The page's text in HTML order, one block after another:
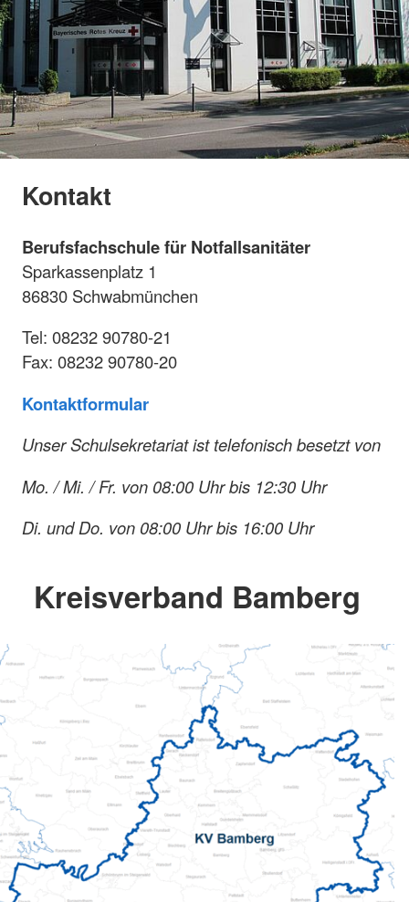
Kontakt
Berufsfachschule für Notfallsanitäter
Sparkassenplatz 1
86830 Schwabmünchen
Tel: 08232 90780-21
Fax: 08232 90780-20
Kontaktformular
Unser Schulsekretariat ist telefonisch besetzt von
Mo. / Mi. / Fr. von 08:00 Uhr bis 12:30 Uhr
Di. und Do. von 08:00 Uhr bis 16:00 Uhr
Kreisverband Bamberg